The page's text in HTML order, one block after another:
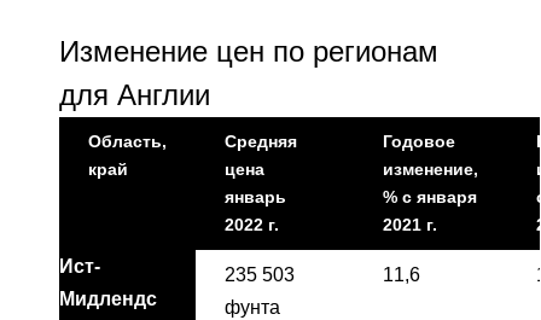
Изменение цен по регионам
для Англии
Область,
край
Средняя
цена
январь
2022 г.
Годовое
изменение,
% с января
2021 г.
Ист-
Мидлендс
235 503
фунта
11,6